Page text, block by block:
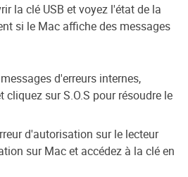
la clé USB et voyez l'état de la
si le Mac affiche des messages
d'erreurs internes,
cliquez sur S.O.S pour résoudre le
d'autorisation sur le lecteur
sur Mac et accédez à la clé en